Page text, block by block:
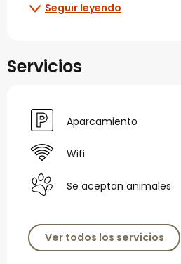
Seguir leyendo
Servicios
Aparcamiento
Wifi
Se aceptan animales
Ver todos los servicios